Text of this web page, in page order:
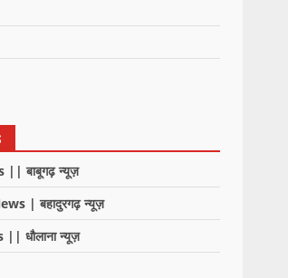
|| बाबूगढ़ न्यूज़
| बहादुरगढ़ न्यूज़
धौलाना न्यूज़